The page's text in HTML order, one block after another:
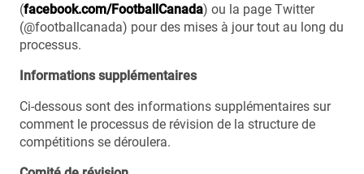
(facebook.com/FootballCanada) ou la page Twitter
(@footballcanada) pour des mises à jour tout au long du
processus.
Informations supplémentaires
Ci-dessous sont des informations supplémentaires sur
comment le processus de révision de la structure de
compétitions se déroulera.